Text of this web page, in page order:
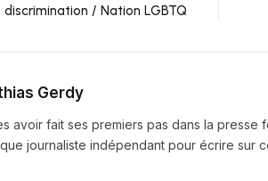
discrimination / Nation LGBTQ
Gerdy
avoir fait ses premiers pas dans la presse
journaliste indépendant pour écrire sur